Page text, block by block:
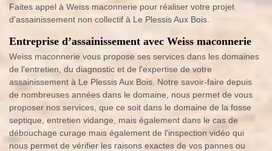
Faites appel à Weiss maconnerie pour réaliser votre projet
d'assainissement non collectif à Le Plessis Aux Bois.
Entreprise d’assainissement avec Weiss maconnerie
Weiss maconnerie vous propose ses services dans les domaines
de l'entretien, du diagnostic et de l'expertise de votre
assainissement à Le Plessis Aux Bois. Notre savoir-faire depuis
de nombreuses années dans le domaine, nous permet de vous
proposer nos services, que ce soit dans le domaine de la fosse
septique, entretien vidange, mais également dans le cas de
débouchage curage mais également de l'inspection vidéo qui
nous permet de vérifier les raisons exactes de vos pannes ou